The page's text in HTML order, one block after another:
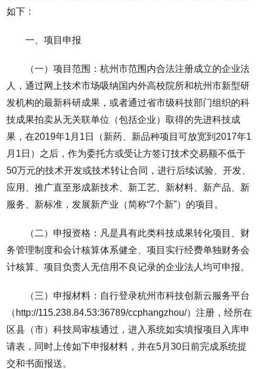
如下：
一、项目申报
（一）项目范围：杭州市范围内合法注册成立的企业法
人，通过网上技术市场吸纳国内外高校院所和杭州市新型研
发机构的最新科研成果，或者通过省市级科技部门组织的科
技成果拍卖从无关联单位（包括企业）取得的先进科技成
果，在2019年1月1日（新药、新品种项目可放宽到2017年1
月1日）之后，作为委托方或受让方签订技术交易额不低于
50万元的技术开发或技术转让合同，进行后续试验、开发、
应用、推广直至形成新技术、新工艺、新材料、新产品、新
服务、新标准，发展新产业（简称“7个新”）的项目。
（二）申报资格：凡是具有此类科技成果转化项目、财
务管理制度和会计核算体系健全、项目实行经费单独财务会
计核算、项目负责人无信用不良记录的企业法人均可申报。
（三）申报材料：自行登录杭州市科技创新云服务平台
（http://115.238.84.53:36789/ccphangzhou/）注册，经所在
区县（市）科技局审核通过，进入系统如实填报项目入库申
请表，同时上传如下申报材料，并在5月30日前完成系统提
交和书面报送。